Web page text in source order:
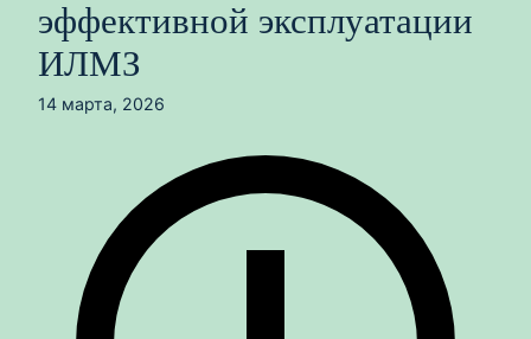
эффективной эксплуатации
ИЛМЗ
14 марта, 2026